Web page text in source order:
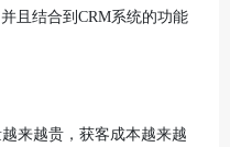
且结合到CRM系统的功能
来越贵，获客成本越来越